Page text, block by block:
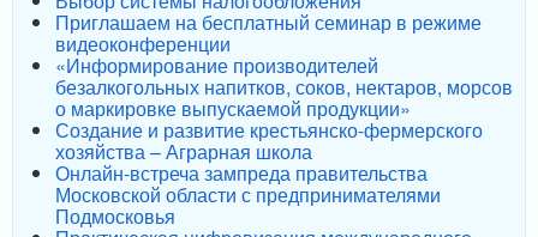
Приглашаем на бесплатный семинар в режиме
видеоконференции
«Информирование производителей
безалкогольных напитков, соков, нектаров, морсов
о маркировке выпускаемой продукции»
Создание и развитие крестьянско-фермерского
хозяйства – Аграрная школа
Онлайн-встреча зампреда правительства
Московской области с предпринимателями
Подмосковья